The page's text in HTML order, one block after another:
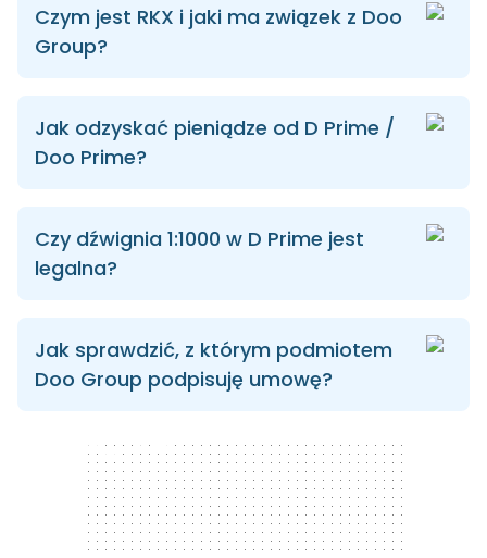
Czym jest RKX i jaki ma związek z Doo
Group?
Jak odzyskać pieniądze od D Prime /
Doo Prime?
Czy dźwignia 1:1000 w D Prime jest
legalna?
Jak sprawdzić, z którym podmiotem
Doo Group podpisuję umowę?
300 x 250